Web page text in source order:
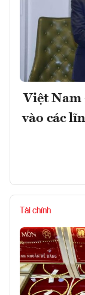
Việt Nam
vào các
Tài chính